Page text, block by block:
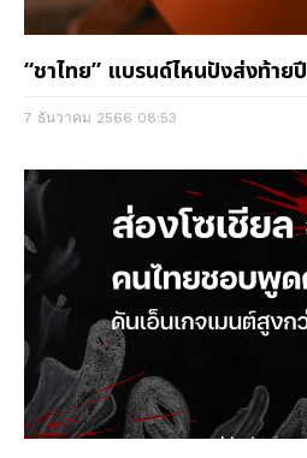
“ชาไทย” แบรนด์ไหนปังส่งท้ายปี
7 ธันวาคม 2566 08:53